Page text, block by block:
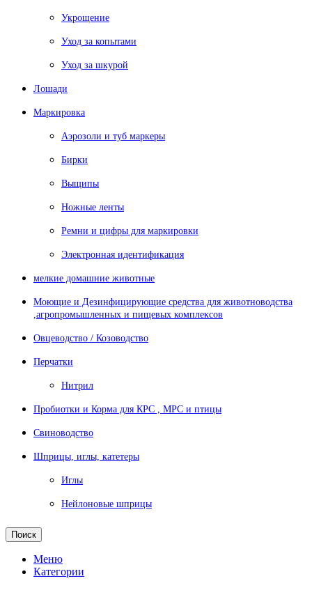
Укрощение
Уход за копытами
Уход за шкурой
Лошади
Маркировка
Аэрозоли и туб маркеры
Бирки
Выщипы
Ножные ленты
Ремни и цифры для маркировки
Электронная идентификация
мелкие домашние животные
Моющие и Дезинфицирующие средства для животноводства
,агропромышленных и пищевых комплексов
Овцеводство / Козоводство
Перчатки
Нитрил
Пробиотки и Корма для КРС , МРС и птицы
Свиноводство
Шприцы, иглы, катетеры
Иглы
Нейлоновые шприцы
Поиск
Меню
Категории